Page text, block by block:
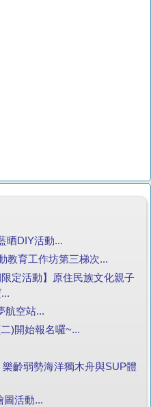
晒DIY活動...
教育工作坊第三梯次...
定活動】原住民族文化親子
航空站...
)開始報名囉~...
齡弱勢海洋獨木舟與SUP體
圖活動...